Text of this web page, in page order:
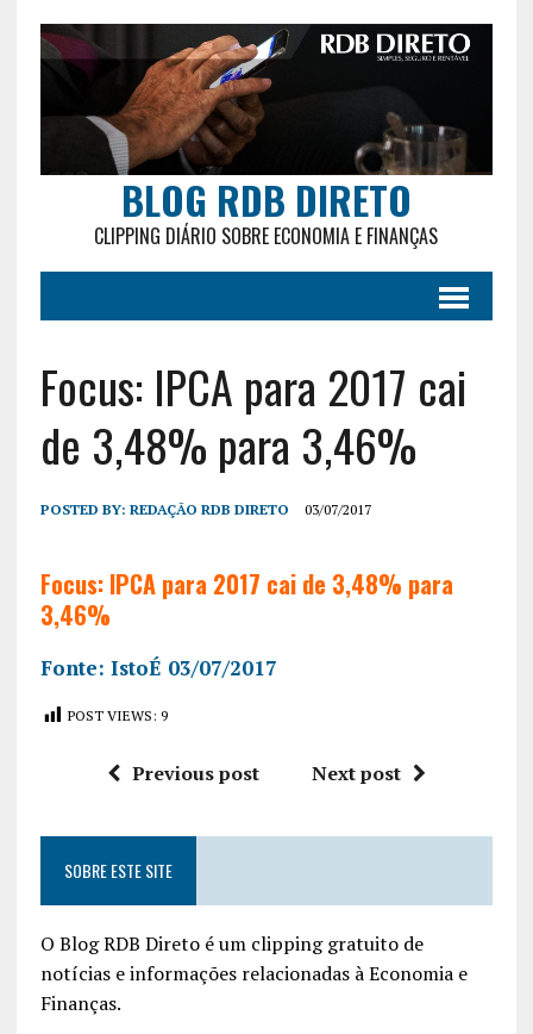
BLOG RDB DIRETO
CLIPPING DIÁRIO SOBRE ECONOMIA E FINANÇAS
Focus: IPCA para 2017 cai
de 3,48% para 3,46%
POSTED BY: REDAÇÃO RDB DIRETO 03/07/2017
Focus: IPCA para 2017 cai de 3,48% para
3,46%
Fonte: IstoÉ 03/07/2017
POST VIEWS: 9
Previous post Next post
SOBRE ESTE SITE
O Blog RDB Direto é um clipping gratuito de
notícias e informações relacionadas à Economia e
Finanças.